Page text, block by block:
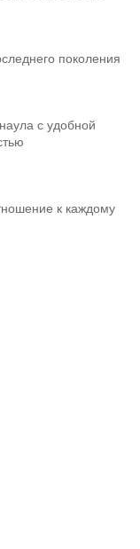
поколения
с удобной
к каждому